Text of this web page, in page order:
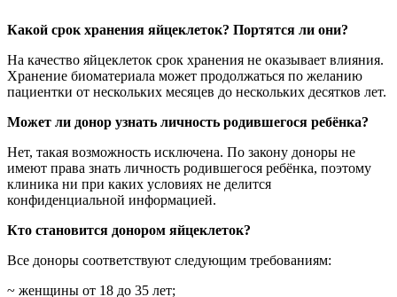
Какой срок хранения яйцеклеток? Портятся ли они?
На качество яйцеклеток срок хранения не оказывает влияния.
Хранение биоматериала может продолжаться по желанию
пациентки от нескольких месяцев до нескольких десятков лет.
Может ли донор узнать личность родившегося ребёнка?
Нет, такая возможность исключена. По закону доноры не
имеют права знать личность родившегося ребёнка, поэтому
клиника ни при каких условиях не делится
конфиденциальной информацией.
Кто становится донором яйцеклеток?
Все доноры соответствуют следующим требованиям:
~ женщины от 18 до 35 лет;